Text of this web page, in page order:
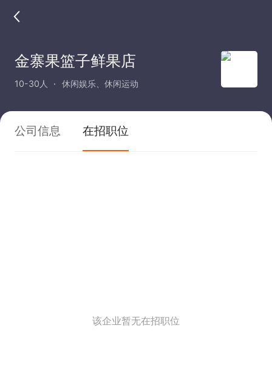
金寨果篮子鲜果店
10-30人 休闲娱乐、休闲运动
公司信息 在招职位
该企业暂无在招职位